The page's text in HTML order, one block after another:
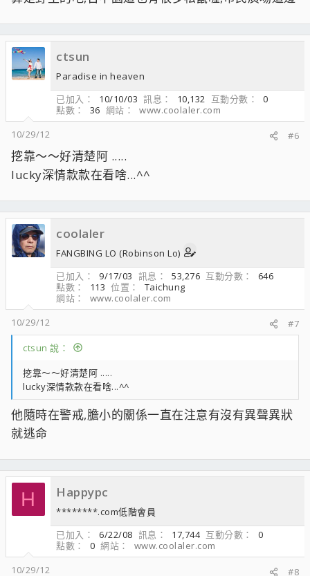
ctsun
Paradise in heaven
已加入
10/10/03 訊息 10,132 互動分數
0
點數
36 網站
www.coolaler.com
10/29/12
#6
挖靠～～好清楚阿 .....
lucky深情款款在看啥...^^
coolaler
FANGBING LO (Robinson Lo)
已加入
9/17/03 訊息 53,276 互動分數
646
點數
113 位置
Taichung
網站
www.coolaler.com
10/29/12
#7
ctsun 說：
挖靠～～好清楚阿 .....
lucky深情款款在看啥...^^
他隨時在警戒,膽小的關係一直在注意有沒有異聲異狀
就逃命
H Happypc
********.com低階會員
已加入
6/22/08 訊息 17,744 互動分數
0
點數
0 網站
www.coolaler.com
10/29/12
#8